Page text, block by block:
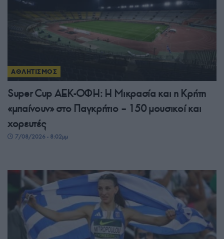
ΑΘΛΗΤΙΣΜΟΣ
Super Cup ΑΕΚ-ΟΦΗ: Η Μικρασία και η Κρήτη
«μπαίνουν» στο Παγκρήτιο – 150 μουσικοί και
χορευτές
7/08/2026 - 8:02μμ